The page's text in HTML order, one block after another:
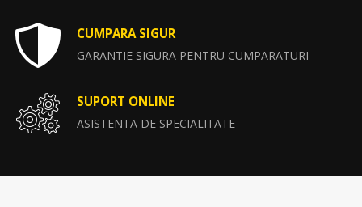
CUMPARA SIGUR
GARANTIE SIGURA PENTRU CUMPARATURI
SUPORT ONLINE
ASISTENTA DE SPECIALITATE